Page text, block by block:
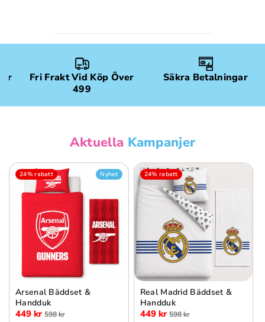
Fri Frakt Vid Köp Över
499
Säkra Betalningar
Aktuella Kampanjer
24% rabatt Nyhet
Arsenal Bäddset &
Handduk
449 kr 598 kr
24% rabatt
Real Madrid Bäddset &
Handduk
449 kr 598 kr